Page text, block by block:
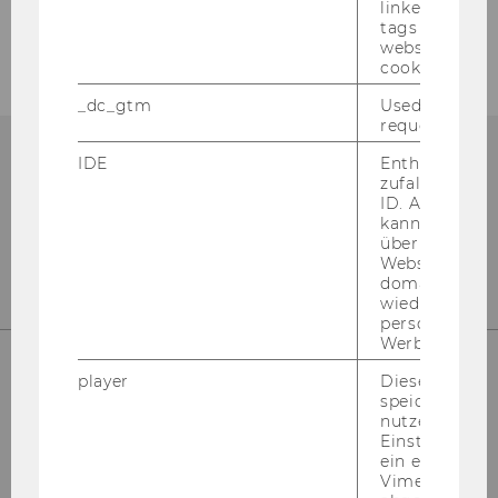
Ab­tei­lung für Bil­dungs­wis­sen­schaft
linked, the
tags on the
website read
cookie.
_dc_gtm
Used to
request rate.
IDE
Enthält eine
ID. Anhand
kann Google
über
Websites
Werbung
player
Dieses Cookie
speichert
ein
Vimeo-Video